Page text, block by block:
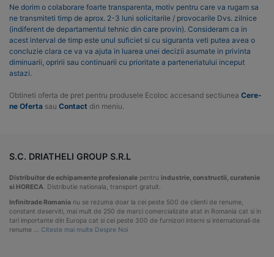
Ne dorim o colaborare foarte transparenta, motiv pentru care va rugam sa
ne transmiteti timp de aprox. 2-3 luni solicitarile / provocarile Dvs. zilnice
(indiferent de departamentul tehnic din care provin). Consideram ca in
acest interval de timp este unul suficiet si cu siguranta veti putea avea o
concluzie clara ce va va ajuta in luarea unei decizii asumate in privinta
diminuarii, opririi sau continuarii cu prioritate a parteneriatului inceput
astazi.
Obtineti oferta de pret pentru produsele Ecoloc accesand sectiunea Cere-
ne Oferta sau Contact din meniu.
S.C. DRIATHELI GROUP S.R.L
Distribuitor de echipamente profesionale pentru industrie, constructii, curatenie
si HORECA . Distributie nationala, transport gratuit.
Infinitrade Romania nu se rezuma doar la cei peste 500 de clienti de renume,
constant deserviti, mai mult de 250 de marci comercializate atat in Romania cat si in
tari importante din Europa cat si cei peste 300 de furnizori interni si internationali de
renume … Citeste mai multe Despre Noi